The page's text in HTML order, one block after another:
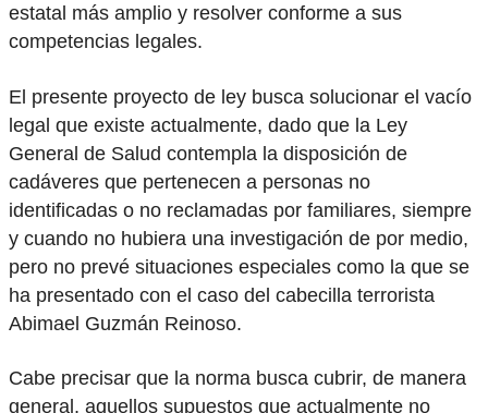
estatal más amplio y resolver conforme a sus
competencias legales.
El presente proyecto de ley busca solucionar el vacío
legal que existe actualmente, dado que la Ley
General de Salud contempla la disposición de
cadáveres que pertenecen a personas no
identificadas o no reclamadas por familiares, siempre
y cuando no hubiera una investigación de por medio,
pero no prevé situaciones especiales como la que se
ha presentado con el caso del cabecilla terrorista
Abimael Guzmán Reinoso.
Cabe precisar que la norma busca cubrir, de manera
general, aquellos supuestos que actualmente no